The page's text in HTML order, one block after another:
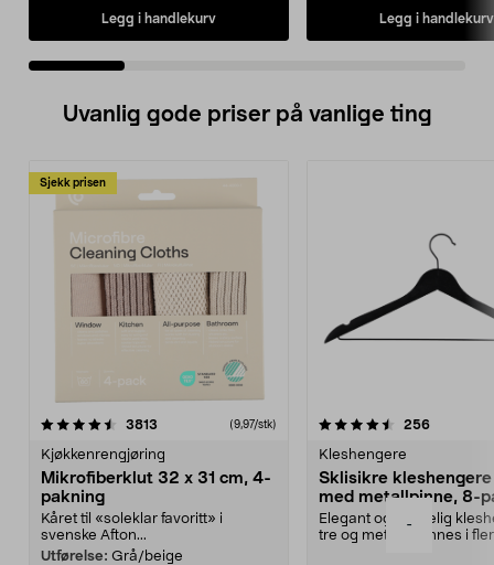
-
Legg i handlekurv Legg i handlekurv
Uvanlig gode priser på vanlige ting
Sjekk prisen
3813 anmeldelser(9,97/stk)
Kjøkkenrengjøring
Mikrofiberklut 32 x 31 cm, 4-
pakning
Kåret til «soleklar favoritt» i
svenske Afton...
Utførelse: Grå/beige
4.5av 5 stjerner 256
Kleshengere
Sklisikre
med metallpinne, 8-
Elegant og skikkelig
tre og metall – finnes i
4.5av 5 stjerner